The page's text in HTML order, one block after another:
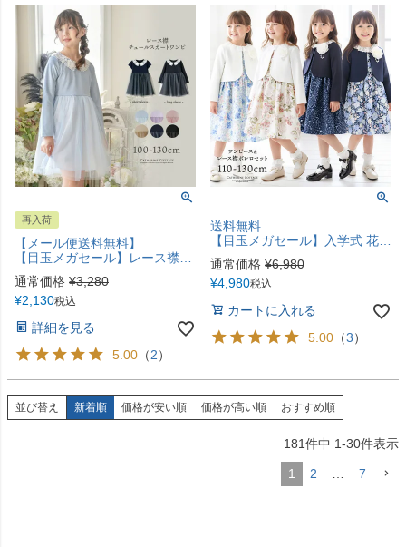
再入荷
【メール便送料無料】
【目玉メガセール】レース襟チュールスカートワンピース フォーマル きちんとワンピース カジュアル カジュアルワンピース キャサリンコテージ YUP12《メール便優先商品》
通常価格 ¥3,280
¥2,130税込
詳細を見る
5.00 （2）
送料無料
【目玉メガセール】入学式 花柄ワンピース＆レース襟ボレロ セットアップ 女の子 スーツ キャサリンコテージ TAK
通常価格 ¥6,980
¥4,980税込
カートに入れる
5.00 （3）
並び替え 新着順 価格が安い順 価格が高い順 おすすめ順
181件中 1-30件表示
1 2 7